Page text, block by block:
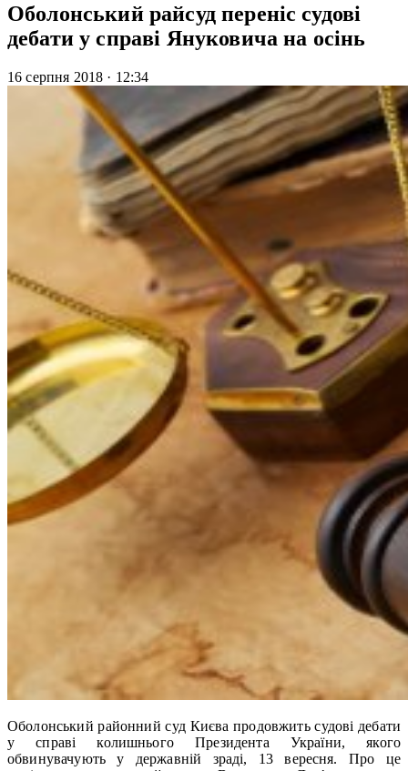
Оболонський райсуд переніс судові
дебати у справі Януковича на осінь
16 серпня 2018 · 12:34
Оболонський районний суд Києва продовжить судові дебати
у справі колишнього Президента України, якого
обвинувачують у державній зраді, 13 вересня. Про це